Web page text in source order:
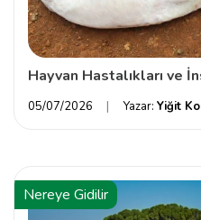
Hayvan Hastalıkları ve
05/07/2026 Yazar: Yiğit
Nereye Gidilir